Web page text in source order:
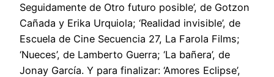
Seguidamente de Otro futuro posible’, de Gotzon
Cañada y Erika Urquiola; ‘Realidad invisible’, de
Escuela de Cine Secuencia 27, La Farola Films;
‘Nueces’, de Lamberto Guerra; ‘La bañera’, de
Jonay García. Y para finalizar: ‘Amores Eclipse’,